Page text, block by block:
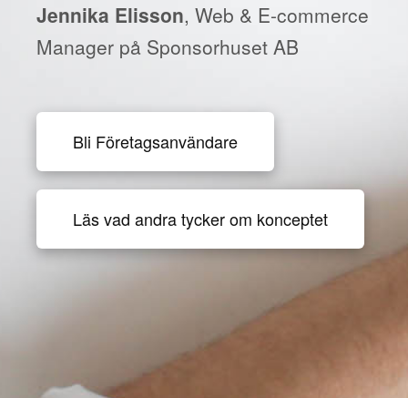
Jennika Elisson, Web & E-commerce
Manager på Sponsorhuset AB
Bli Företagsanvändare
Läs vad andra tycker om konceptet